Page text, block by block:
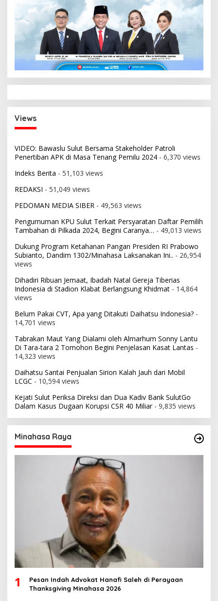
Views
VIDEO: Bawaslu Sulut Bersama Stakeholder Patroli
Penertiban APK di Masa Tenang Pemilu 2024 - 6,370 views
Indeks Berita - 51,103 views
REDAKSI - 51,049 views
PEDOMAN MEDIA SIBER - 49,563 views
Pengumuman KPU Sulut Terkait Persyaratan Daftar Pemilih
Tambahan di Pilkada 2024, Begini Caranya… - 49,013 views
Dukung Program Ketahanan Pangan Presiden RI Prabowo
Subianto, Dandim 1302/Minahasa Laksanakan Ini.. - 26,954
views
Dihadiri Ribuan Jemaat, Ibadah Natal Gereja Tiberias
Indonesia di Stadion Klabat Berlangsung Khidmat - 14,864
views
Belum Pakai CVT, Apa yang Ditakuti Daihatsu Indonesia? -
14,701 views
Tabrakan Maut Yang Dialami oleh Almarhum Sonny Lantu
Di Tara-tara 2 Tomohon Begini Penjelasan Kasat Lantas -
14,323 views
Daihatsu Santai Penjualan Sirion Kalah Jauh dari Mobil
LCGC - 10,594 views
Kejati Sulut Periksa Direksi dan Dua Kadiv Bank SulutGo
Dalam Kasus Dugaan Korupsi CSR 40 Miliar- 9,835 views
Minahasa Raya
1
Pesan Indah Advokat Hanafi Saleh di Perayaan
Thanksgiving Minahasa 2026